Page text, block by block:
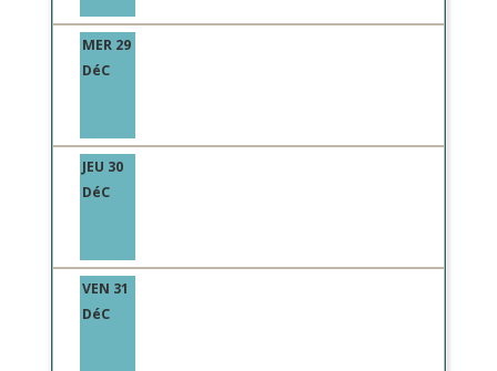
MER 29
DéC
JEU 30
DéC
VEN 31
DéC